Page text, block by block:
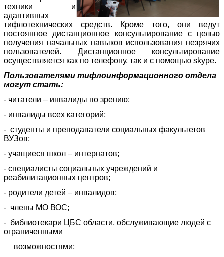
техники и
адаптивных
тифлотехнических средств. Кроме того, они ведут
постоянное дистанционное консультирование с целью
получения начальных навыков использования незрячих
пользователей. Дистанционное консультирование
осуществляется как по телефону, так и с помощью skype.
Пользователями тифлоинформационного отдела
могут стать:
- читатели – инвалиды по зрению;
- инвалиды всех категорий;
- студенты и преподаватели социальных факультетов
ВУЗов;
- учащиеся школ – интернатов;
- специалисты социальных учреждений и
реабилитационных центров;
- родители детей – инвалидов;
- члены МО ВОС;
- библиотекари ЦБС области, обслуживающие людей с
ограниченными
возможностями;